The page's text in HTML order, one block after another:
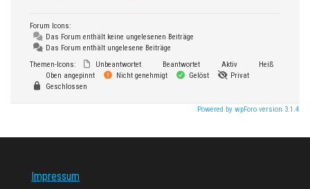
Forum Icons:
Das Forum enthält keine ungelesenen Beiträge
Das Forum enthält ungelesene Beiträge
Themen-Icons:
Unbeantwortet Beantwortet Aktiv
Heiß
Oben angepinnt
Nicht genehmigt Gelöst
Privat
Geschlossen
Powered by wpForo version 3.1.4
Impressum